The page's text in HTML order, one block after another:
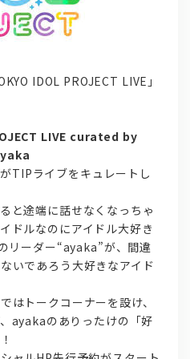
IDOL PROJECT LIVE」
LIVE curated by
TIPライブをキュレートし
と途端に話せなくなっちゃ
ドルなのにアイドル大好き
ーダー“ayaka”が、間違
いであろう大好きなアイド
はトークコーナーを設け、
ayakaのありったけの「好
せ, 取材,出演依頼
official web shop